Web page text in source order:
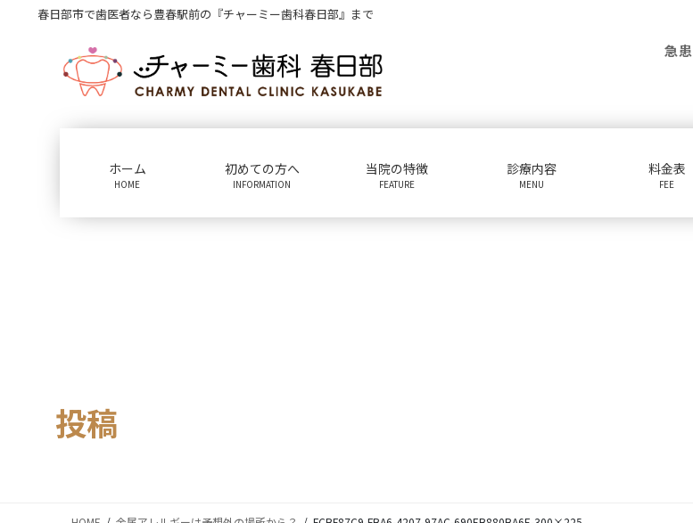
春日部市で歯医者なら豊春駅前の『チャーミー歯科春日部』まで
急
ホーム
HOME
初めての方へ
INFORMATION
当院の特徴
FEATURE
診療内容
MENU
料金表
FEE
投稿